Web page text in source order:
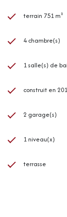
terrain 751 m²
4 chambre(s)
1 salle(s) de
construit en
2 garage(s)
1 niveau(x)
terrasse